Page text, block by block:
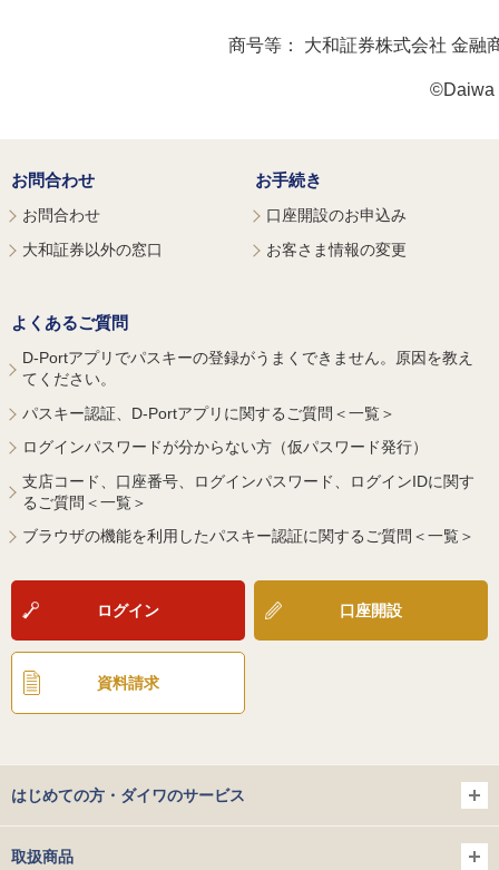
商号等： 大和証券株式会社 金融
©Daiwa
お問合わせ
お問合わせ
大和証券以外の窓口
お手続き
口座開設のお申込み
お客さま情報の変更
よくあるご質問
D-Portアプリでパスキーの登録がうまくできません。原因を教え
てください。
パスキー認証、D-Portアプリに関するご質問＜一覧＞
ログインパスワードが分からない方（仮パスワード発行）
支店コード、口座番号、ログインパスワード、ログインIDに関す
るご質問＜一覧＞
ブラウザの機能を利用したパスキー認証に関するご質問＜一覧＞
ログイン 口座開設
資料請求
はじめての方・ダイワのサービス
取扱商品